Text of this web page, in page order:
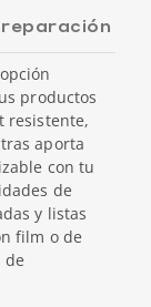
productos
resistente,
aporta
con tu
de
y listas
film o de
de